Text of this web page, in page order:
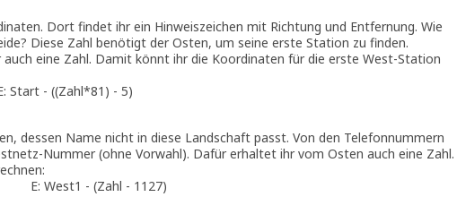
Dort findet ihr ein Hinweiszeichen mit Richtung und Entfernung. Wie
Diese Zahl benötigt der Osten, um seine erste Station zu finden.
eine Zahl. Damit könnt ihr die Koordinaten für die erste West-Station
- ((Zahl*81) - 5)
dessen Name nicht in diese Landschaft passt. Von den Telefonnummern
Nummer (ohne Vorwahl). Dafür erhaltet ihr vom Osten auch eine Zahl.
E: West1 - (Zahl - 1127)